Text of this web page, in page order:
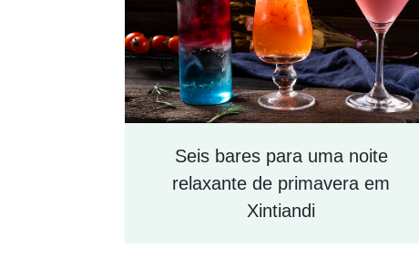
Seis bares para uma noite
relaxante de primavera em
Xintiandi